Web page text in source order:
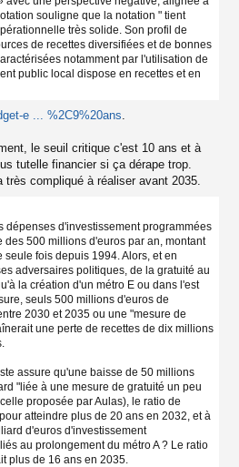
souligne que la notation " tient
très solide. Son profil de
de recettes diversifiées et de bonnes
notamment par l'utilisation de
public local dispose en recettes et en
e ... %2C9%20ans
le seuil critique c'est 10 ans et à
tutelle financier si ça dérape trop.
compliqué à réaliser avant 2035.
dépenses d'investissement programmées
des 500 millions d'euros par an, montant
fois depuis 1994. Alors, et en
adversaires politiques, de la gratuité au
la création d'un métro E ou dans l'est
seuls 500 millions d'euros de
2030 et 2035 ou une "mesure de
une perte de recettes de dix millions
assure qu'une baisse de 50 millions
"liée à une mesure de gratuité un peu
proposée par Aulas), le ratio de
atteindre plus de 20 ans en 2032, et à
d'euros d'investissement
au prolongement du métro A ? Le ratio
plus de 16 ans en 2035.